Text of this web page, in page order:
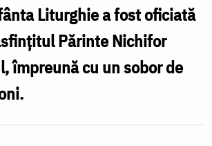
Liturghie a fost oficiată
Părinte Nichifor
împreună cu un sobor de